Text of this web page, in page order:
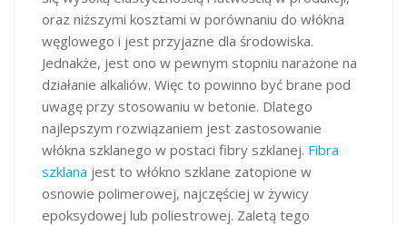
oraz niższymi kosztami w porównaniu do włókna
węglowego i jest przyjazne dla środowiska.
Jednakże, jest ono w pewnym stopniu narażone na
działanie alkaliów. Więc to powinno być brane pod
uwagę przy stosowaniu w betonie. Dlatego
najlepszym rozwiązaniem jest zastosowanie
włókna szklanego w postaci fibry szklanej. Fibra
szklana jest to włókno szklane zatopione w
osnowie polimerowej, najczęściej w żywicy
epoksydowej lub poliestrowej. Zaletą tego